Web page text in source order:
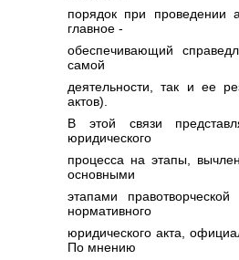
порядок при проведении
главное -
обеспечивающий
самой
деятельности, так и ее
актов).
В этой связи
юридического
процесса на этапы,
основными
этапами
нормативного
юридического акта,
По мнению